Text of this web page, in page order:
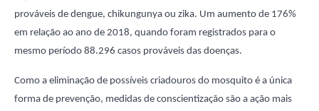
prováveis de dengue, chikungunya ou zika. Um aumento de 176%
em relação ao ano de 2018, quando foram registrados para o
mesmo período 88.296 casos prováveis das doenças.
Como a eliminação de possíveis criadouros do mosquito é a única
forma de prevenção, medidas de conscientização são a ação mais